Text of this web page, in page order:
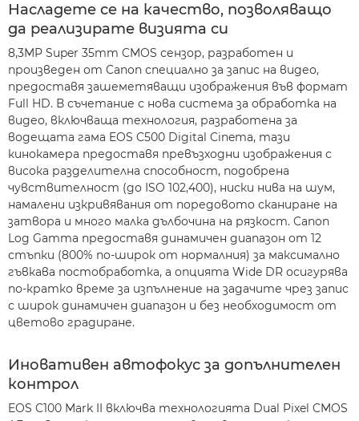
Насладете се на качество, позволяващо
да реализирате визията си
8,3MP Super 35mm CMOS сензор, разработен и
произведен от Canon специално за запис на видео,
предоставя зашеметяващи изображения във формат
Full HD. В съчетание с нова система за обработка на
видео, включваща технология, разработена за
водещата гама EOS C500 Digital Cinemа, тази
кинокамера предоставя превъзходни изображения с
висока разделителна способност, подобрена
чувствителност (до ISO 102,400), ниски нива на шум,
намалени изкривявания от поредовото сканиране на
затвора и много малка дълбочина на рязкост. Canon
Log Gamma предоставя динамичен диапазон от 12
стъпки (800% по-широк от нормалния) за максимално
гъвкава постобработка, а опцията Wide DR осигурява
по-кратко време за изпълнение на задачите чрез запис
с широк динамичен диапазон и без необходимост от
цветово градиране.
Иновативен автофокус за допълнителен
контрол
EOS C100 Mark II включва технологията Dual Pixel CMOS